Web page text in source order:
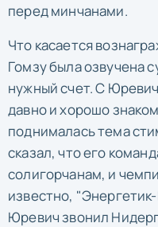
перед минчанами.
Что касается
Гомзу была озвучена
нужный счет. С
давно и хорошо
поднималась тема
сказал, что его
солигорчанам, и
известно,
Юревич звонил